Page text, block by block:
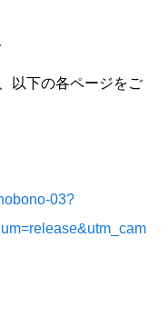
以下の各ページをご
03?